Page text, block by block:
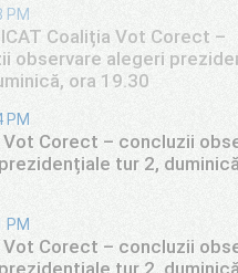
PM
Coaliția Vot Corect –
observare alegeri
ora 19.30
PM
Vot Corect – concluzii
tur 2,
PM
Vot Corect – concluzii
tur 2,